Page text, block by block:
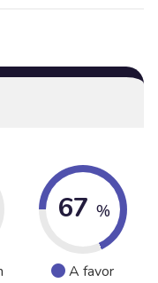
67 %
A favor